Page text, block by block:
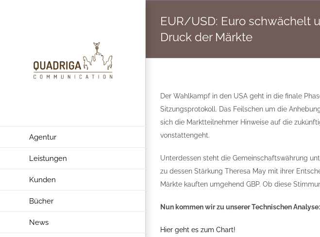
Agentur
Leistungen
Kunden
Bücher
News
EUR/USD: Euro schwächelt
Druck der Märkte
Der Wahlkampf in den USA geht in die finale
Sitzungsprotokoll. Das Feilschen um die
sich die Marktteilnehmer Hinweise auf die
vonstattengeht.
Unterdessen steht die Gemeinschaftswährung
zu dessen Stärkung Theresa May mit ihrer
Märkte kauften umgehend GBP. Ob diese
Nun kommen wir zu unserer Technischen Analyse:
Hier geht es zum Chart!